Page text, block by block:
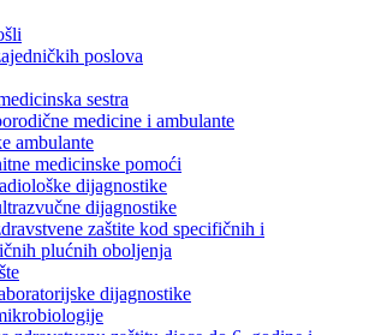
poslova
sestra
medicine i ambulante
ambulante
medicinske pomoći
dijagnostike
dijagnostike
zaštite kod specifičnih i
plućnih oboljenja
dijagnostike